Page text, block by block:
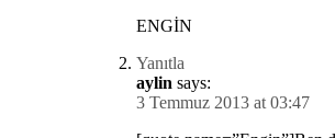
ENGİN
Yanıtla
aylin says:
3 Temmuz 2013 at 03:47